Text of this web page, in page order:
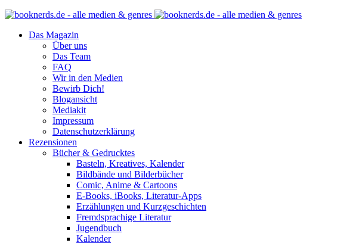
Das Magazin
Über uns
Das Team
FAQ
Wir in den Medien
Bewirb Dich!
Blogansicht
Mediakit
Impressum
Datenschutzerklärung
Rezensionen
Bücher & Gedrucktes
Basteln, Kreatives, Kalender
Bildbände und Bilderbücher
Comic, Anime & Cartoons
E-Books, iBooks, Literatur-Apps
Erzählungen und Kurzgeschichten
Fremdsprachige Literatur
Jugendbuch
Kalender